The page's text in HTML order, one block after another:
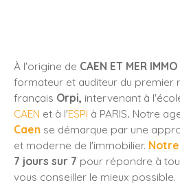
À l'origine de CAEN ET MER IMMO
formateur et auditeur du premier
français Orpi, intervenant à
CAEN et à l'ESPI à PARIS. Notre
Caen se démarque par une
et moderne de l'immobilier.
7 jours sur 7 pour répondre à
vous conseiller le mieux possible.